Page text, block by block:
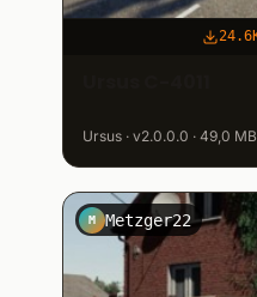
Ursus · v2.0.0.0 · 49,0 MB
M Metzger22